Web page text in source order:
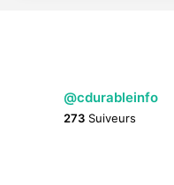
@cdurableinfo
273 Suiveurs